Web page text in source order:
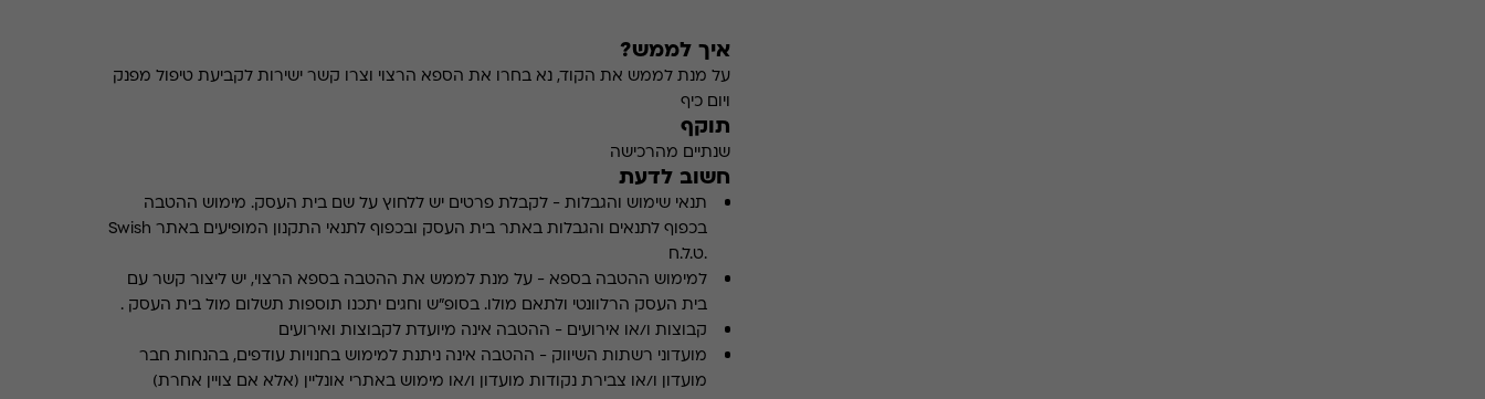
איך לממש?
על מנת לממש את הקוד, נא בחרו את הספא הרצוי וצרו קשר ישירות לקביעת טיפול מפנק
ויום כיף
תוקף
שנתיים מהרכישה
חשוב לדעת
תנאי שימוש והגבלות - לקבלת פרטים יש ללחוץ על שם בית העסק. מימוש ההטבה
בכפוף לתנאים והגבלות באתר בית העסק ובכפוף לתנאי התקנון המופיעים באתר Swish
.ט.ל.ח
למימוש ההטבה בספא -על מנת לממש את ההטבה בספא הרצוי, יש ליצור קשר עם
בית העסק הרלוונטי ולתאם מולו. בסופ"ש וחגים יתכנו תוספות תשלום מול בית העסק .
קבוצות ו/או אירועים - ההטבה אינה מיועדת לקבוצות ואירועים
מועדוני רשתות השיווק - ההטבה אינה ניתנת למימוש בחנויות עודפים, בהנחות חבר
מועדון ו/או צבירת נקודות מועדון ו/או מימוש באתרי אונליין (אלא אם צויין אחרת)